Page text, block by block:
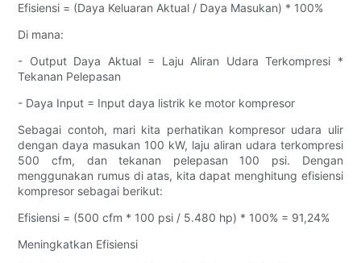
Efisiensi = (Daya Keluaran Aktual / Daya Masukan) * 100%
Di mana:
- Output Daya Aktual = Laju Aliran Udara Terkompresi *
Tekanan Pelepasan
- Daya Input = Input daya listrik ke motor kompresor
Sebagai contoh, mari kita perhatikan kompresor udara ulir
dengan daya masukan 100 kW, laju aliran udara terkompresi
500 cfm, dan tekanan pelepasan 100 psi. Dengan
menggunakan rumus di atas, kita dapat menghitung efisiensi
kompresor sebagai berikut:
Efisiensi = (500 cfm * 100 psi / 5.480 hp) * 100% = 91,24%
Meningkatkan Efisiensi